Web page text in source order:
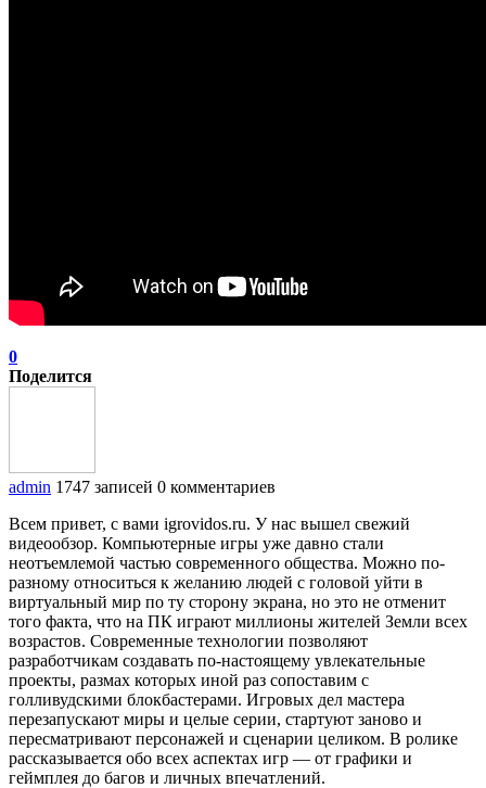
0
Поделится
admin 1747 записей 0 комментариев
Всем привет, с вами igrovidos.ru. У нас вышел свежий
видеообзор. Компьютерные игры уже давно стали
неотъемлемой частью современного общества. Можно по-
разному относиться к желанию людей с головой уйти в
виртуальный мир по ту сторону экрана, но это не отменит
того факта, что на ПК играют миллионы жителей Земли всех
возрастов. Современные технологии позволяют
разработчикам создавать по-настоящему увлекательные
проекты, размах которых иной раз сопоставим с
голливудскими блокбастерами. Игровых дел мастера
перезапускают миры и целые серии, стартуют заново и
пересматривают персонажей и сценарии целиком. В ролике
рассказывается обо всех аспектах игр — от графики и
геймплея до багов и личных впечатлений.